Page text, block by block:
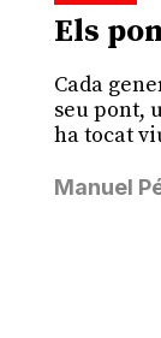
Els
Cada
seu pont,
ha tocat
Manuel